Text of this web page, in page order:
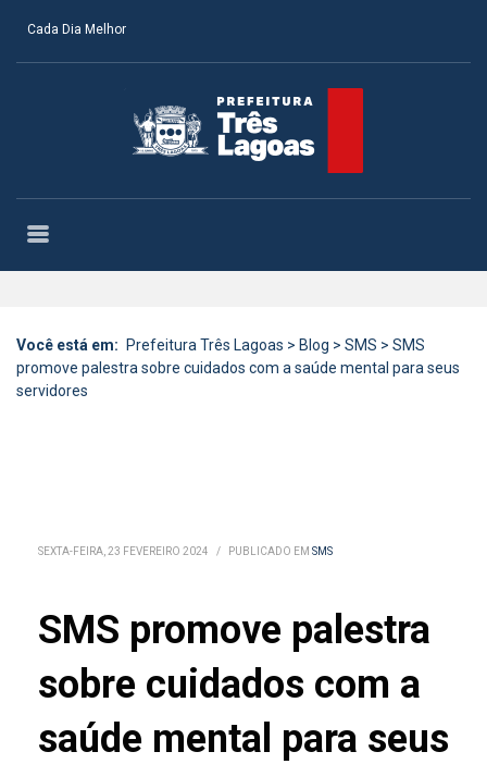
Cada Dia Melhor
Você está em: Prefeitura Três Lagoas > Blog > SMS > SMS
promove palestra sobre cuidados com a saúde mental para seus
servidores
SEXTA-FEIRA, 23 FEVEREIRO 2024 / PUBLICADO EM SMS
SMS promove palestra
sobre cuidados com a
saúde mental para seus